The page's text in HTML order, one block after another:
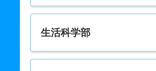
芸術・表現行動学科／舞踊教育学専
学校推薦型
2人 －
芸術・表現行動学科／音楽表現専修
生活科学部